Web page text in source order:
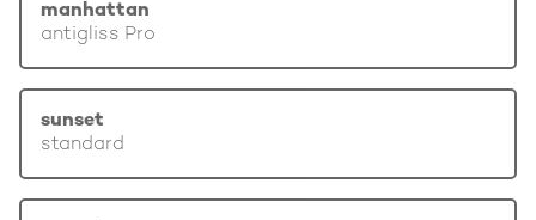
manhattan
antigliss Pro
sunset
standard